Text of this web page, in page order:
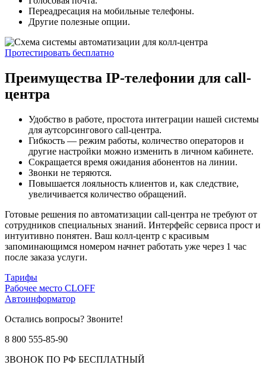
Переадресация на мобильные телефоны.
Другие полезные опции.
Протестировать бесплатно
Преимущества IP-телефонии для call-
центра
Удобство в работе, простота интеграции нашей системы
для аутсорсингового call-центра.
Гибкость — режим работы, количество операторов и
другие настройки можно изменить в личном кабинете.
Сокращается время ожидания абонентов на линии.
Звонки не теряются.
Повышается лояльность клиентов и, как следствие,
увеличивается количество обращений.
Готовые решения по автоматизации call-центра не требуют от
сотрудников специальных знаний. Интерфейс сервиса прост и
интуитивно понятен. Ваш колл-центр с красивым
запоминающимся номером начнет работать уже через 1 час
после заказа услуги.
Тарифы
Рабочее место CLOFF
Автоинформатор
Остались вопросы? Звоните!
8 800 555-85-90
ЗВОНОК ПО РФ БЕСПЛАТНЫЙ